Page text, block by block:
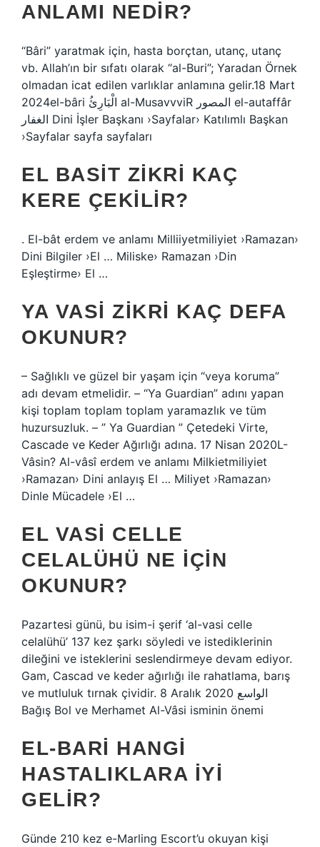
ANLAMI NEDIR?
“Bâri” yaratmak için, hasta borçtan, utanç, utanç
vb. Allah’ın bir sıfatı olarak “al-Buri”; Yaradan Örnek
olmadan icat edilen varlıklar anlamına gelir.18 Mart
2024el-bâri الْبَارِئُ al-MusavvviR المصور el-autaffâr
الغفار Dini İşler Başkanı ›Sayfalar› Katılımlı Başkan
›Sayfalar sayfa sayfaları
EL BASIT ZIKRI KAÇ
KERE ÇEKILIR?
. El-bât erdem ve anlamı Milliiyetmiliyiet ›Ramazan›
Dini Bilgiler ›El … Miliske› Ramazan ›Din
Eşleştirme› El …
YA VASI ZIKRI KAÇ DEFA
OKUNUR?
– Sağlıklı ve güzel bir yaşam için “veya koruma”
adı devam etmelidir. – “Ya Guardian” adını yapan
kişi toplam toplam toplam yaramazlık ve tüm
huzursuzluk. – ” Ya Guardian ” Çetedeki Virte,
Cascade ve Keder Ağırlığı adına. 17 Nisan 2020L-
Vâsin? Al-vâsî erdem ve anlamı Milkietmiliyiet
›Ramazan› Dini anlayış El … Miliyet ›Ramazan›
Dinle Mücadele ›El …
EL VASI CELLE
CELALÜHÜ NE IÇIN
OKUNUR?
Pazartesi günü, bu isim-i şerif ‘al-vasi celle
celalühü’ 137 kez şarkı söyledi ve istediklerinin
dileğini ve isteklerini seslendirmeye devam ediyor.
Gam, Cascad ve keder ağırlığı ile rahatlama, barış
ve mutluluk tırnak çividir. 8 Aralık 2020 الواسع
Bağış Bol ve Merhamet Al-Vâsi isminin önemi
EL-BARI HANGI
HASTALIKLARA IYI
GELIR?
Günde 210 kez e-Marling Escort’u okuyan kişi